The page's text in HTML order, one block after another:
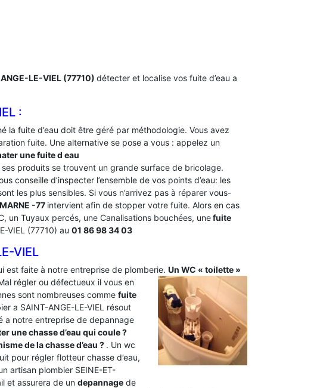
LE-VIEL (77710) détecter et localise vos fuite d’eau a
:
la fuite d’eau doit être géré par méthodologie. Vous avez
fuite. Une alternative se pose a vous : appelez un
une fuite d eau
produits se trouvent un grande surface de bricolage.
conseille d’inspecter l’ensemble de vos points d’eau: les
les plus sensibles. Si vous n’arrivez pas à réparer vous-
-77 intervient afin de stopper votre fuite. Alors en cas
un Tuyaux percés, une Canalisations bouchées, unefuite
VIEL (77710) au 01 86 98 34 03
VIEL
est faite à notre entreprise de plomberie. Un WC « toilette »
régler ou défectueux il vous en
sont nombreuses comme fuite
a SAINT-ANGE-LE-VIEL résout
a notre entreprise de depannage
une chasse d’eau qui coule ?
de la chasse d’eau ? . Un wc
pour régler flotteur chasse d’eau,
artisan plombier SEINE-ET-
et assurera de un depannage de